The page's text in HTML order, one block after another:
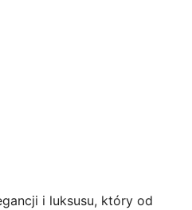
i luksusu, który od